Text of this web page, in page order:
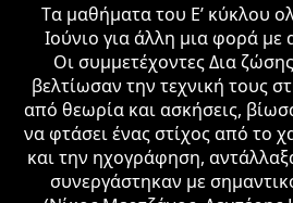
Tα μαθήματα του Ε’ κύκλου
Ιούνιο για άλλη μια φορά με
Οι συμμετέχοντες Δια
βελτίωσαν την τεχνική τους
από θεωρία και ασκήσεις,
να φτάσει ένας στίχος από το
και την ηχογράφηση,
συνεργάστηκαν με